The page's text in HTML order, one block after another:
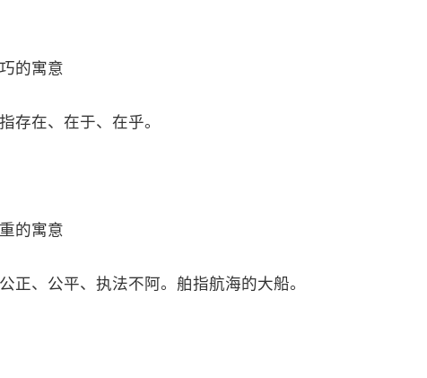
的寓意
存在、在于、在乎。
的寓意
正、公平、执法不阿。舶指航海的大船。